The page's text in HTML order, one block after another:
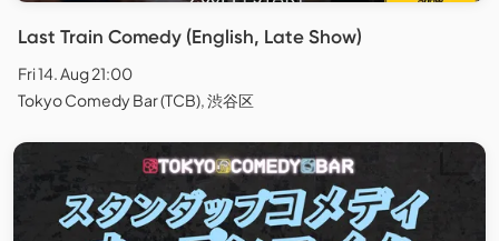
Last Train Comedy (English, Late Show)
Fri 14. Aug 21:00
Tokyo Comedy Bar (TCB), 渋谷区